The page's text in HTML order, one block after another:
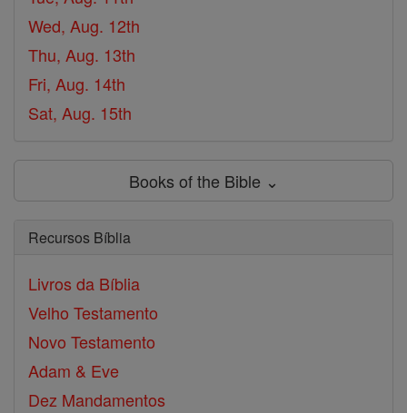
Wed, Aug. 12th
Thu, Aug. 13th
Fri, Aug. 14th
Sat, Aug. 15th
Books of the Bible ⌄
Recursos Bíblia
Livros da Bíblia
Velho Testamento
Novo Testamento
Adam & Eve
Dez Mandamentos